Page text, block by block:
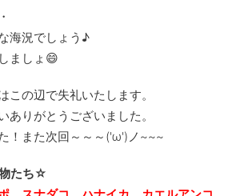
海況でしょう♪
ましょ😄
この辺で失礼いたします。
ありがとうございました。
！また次回～～～('ω')ノ~~~
たち☆